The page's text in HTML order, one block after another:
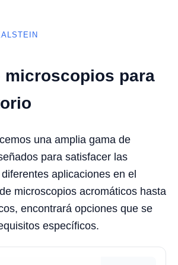
microscopios para
una amplia gama de
para satisfacer las
aplicaciones en el
microscopios acromáticos hasta
encontrará opciones que se
específicos.